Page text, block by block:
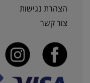
הצהרת נגישות
צור קשר